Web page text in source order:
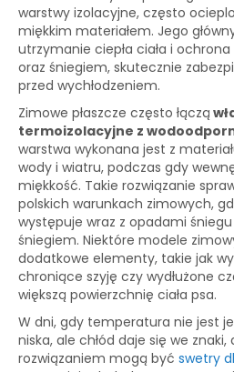
warstwy izolacyjne, często
miękkim materiałem. Jego
utrzymanie ciepła ciała i
oraz śniegiem, skutecznie
przed wychłodzeniem.
Zimowe płaszcze często łączą
termoizolacyjne z
warstwa wykonana jest z
wody i wiatru, podczas gdy
miękkość. Takie rozwiązanie
polskich warunkach zimowych,
występuje wraz z opadami
śniegiem. Niektóre modele
dodatkowe elementy, takie jak
chroniące szyję czy wydłużone
większą powierzchnię ciała psa.
W dni, gdy temperatura nie jest
niska, ale chłód daje się we znaki,
rozwiązaniem mogą być swetry